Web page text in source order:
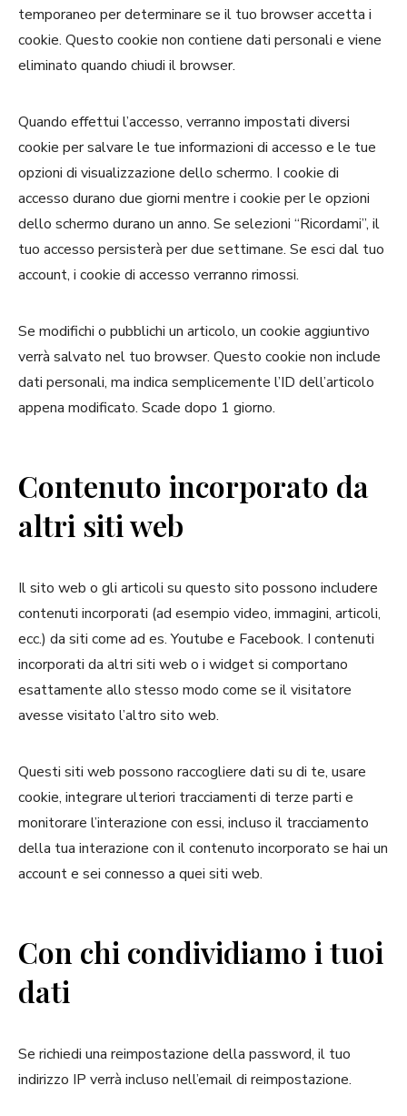
temporaneo per determinare se il tuo browser accetta i
cookie. Questo cookie non contiene dati personali e viene
eliminato quando chiudi il browser.
Quando effettui l’accesso, verranno impostati diversi
cookie per salvare le tue informazioni di accesso e le tue
opzioni di visualizzazione dello schermo. I cookie di
accesso durano due giorni mentre i cookie per le opzioni
dello schermo durano un anno. Se selezioni “Ricordami”, il
tuo accesso persisterà per due settimane. Se esci dal tuo
account, i cookie di accesso verranno rimossi.
Se modifichi o pubblichi un articolo, un cookie aggiuntivo
verrà salvato nel tuo browser. Questo cookie non include
dati personali, ma indica semplicemente l’ID dell’articolo
appena modificato. Scade dopo 1 giorno.
Contenuto incorporato da
altri siti web
Il sito web o gli articoli su questo sito possono includere
contenuti incorporati (ad esempio video, immagini, articoli,
ecc.) da siti come ad es. Youtube e Facebook. I contenuti
incorporati da altri siti web o i widget si comportano
esattamente allo stesso modo come se il visitatore
avesse visitato l’altro sito web.
Questi siti web possono raccogliere dati su di te, usare
cookie, integrare ulteriori tracciamenti di terze parti e
monitorare l’interazione con essi, incluso il tracciamento
della tua interazione con il contenuto incorporato se hai un
account e sei connesso a quei siti web.
Con chi condividiamo i tuoi
dati
Se richiedi una reimpostazione della password, il tuo
indirizzo IP verrà incluso nell’email di reimpostazione.